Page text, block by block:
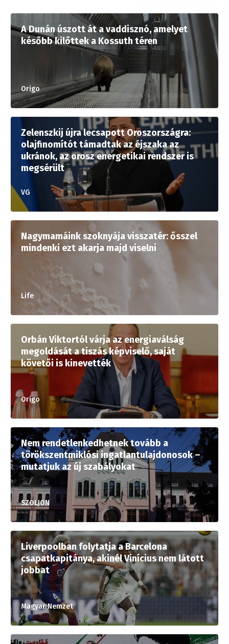
A Dunán úszott át a vaddisznó, amelyet
később kilőttek a Kossuth téren
Origo
Zelenszkij újra lecsapott Oroszországra:
olajfinomítót támadtak az éjszaka az
ukránok, az orosz energetikai rendszer is
megsérült
VG
Nagymamáink szoknyája visszatér: ősszel
mindenki ezt akarja majd viselni
Life
Orbán Viktortól várja az energiaválság
megoldását a tiszás képviselő, saját
követői is kinevették
Origo
Nem rendetlenkedhetnek tovább a
törökszentmiklósi ingatlantulajdonosok –
mutatjuk az új szabályokat
SZOLJON
Liverpoolban folytatja a Barcelona
csapatkapitánya, akinél Vinícius nem látott
jobbat
Magyar Nemzet